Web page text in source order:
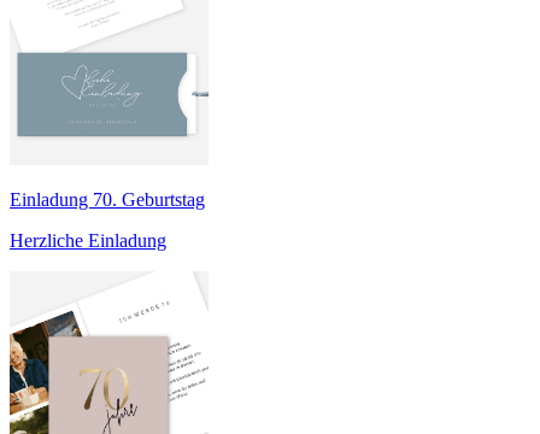
Einladung 70. Geburtstag
Herzliche Einladung